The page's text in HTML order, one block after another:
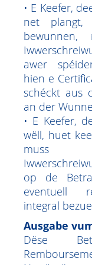
• E Keefer,
net plangt,
bewunnen,
awer
hien e
schéckt aus
an der
• E Keefer,
wëll, huet
muss
op de
eventuell
integral
Ausgabe
Dëse